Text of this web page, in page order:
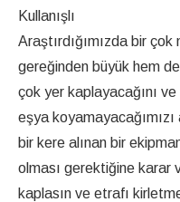
Kullanışlı
Araştırdığımızda bir
gereğinden büyük hem
çok yer kaplayacağını
eşya
bir kere alınan bir
olması gerektiğine karar
kaplasın ve etrafı